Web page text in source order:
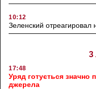
10:12
Зеленский
3
17:48
Уряд готується значно
джерела